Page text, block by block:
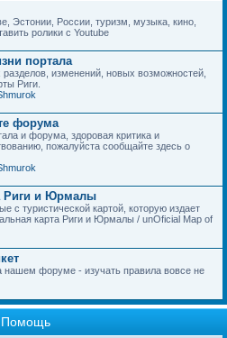
Эстонии, России, туризм, музыка, кино,
ролики с Youtube
портала
изменений, новых возможностей,
Риги.
форума
и форума, здоровая критика и
пожалуйста сообщайте здесь о
Риги и Юрмалы
с туристической картой, которую издает
карта Риги и Юрмалы / unOficial Map of
нашем форуме - изучать правила вовсе не
Помощь